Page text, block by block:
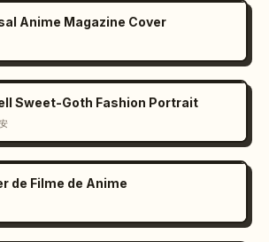
","right_headline":"
o que vem a seguir.
automotiva
combinada com design
detalhes nítidos, qualidade
sem painéis extras, sem
sem poluição visual"}
Anime Magazine Cover
Sweet-Goth Fashion Portrait
de Filme de Anime